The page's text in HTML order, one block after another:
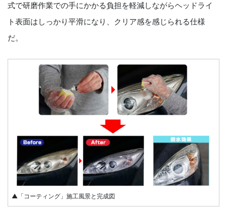
式で研磨作業での手にかかる負担を軽減しながらヘッドライ
ト表面はしっかり平滑になり、クリア感を感じられる仕様
だ。
▲「コーティング」施工風景と完成図